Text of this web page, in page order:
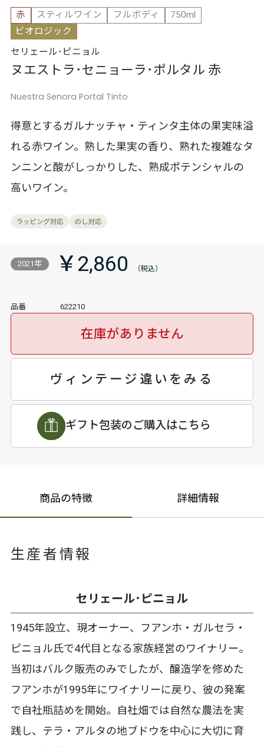
赤 スティルワイン フルボディ
750ml
ビオロジック
セリェール･ピニョル
ヌエストラ･セニョーラ･ポルタル 赤
Nuestra Senora Portal Tinto
得意とするガルナッチャ・ティンタ主体の果実味溢
れる赤ワイン。熟した果実の香り、熟れた複雑なタ
ンニンと酸がしっかりした、熟成ポテンシャルの
高いワイン。
2021年 ￥2,860
品番 622210
在庫がありません
ヴィンテージ違いをみる
ギフト包装のご購入はこちら
商品の特徴 詳細情報
生産者情報
セリェール･ピニョル
1945年設立、現オーナー、フアンホ・ガルセラ・
ピニョル氏で4代目となる家族経営のワイナリー。
当初はバルク販売のみでしたが、醸造学を修めた
フアンホが1995年にワイナリーに戻り、彼の発案
で自社瓶詰めを開始。自社畑では自然な農法を実
践し、テラ・アルタの地ブドウを中心に大切に育